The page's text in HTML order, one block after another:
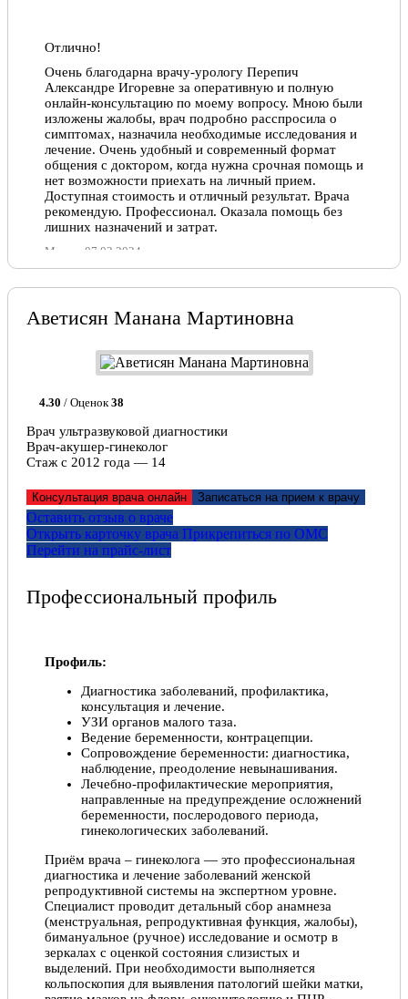
Отлично!
Очень благодарна врачу-урологу Перепич
Александре Игоревне за оперативную и полную
онлайн-консультацию по моему вопросу. Мною были
изложены жалобы, врач подробно расспросила о
симптомах, назначила необходимые исследования и
лечение. Очень удобный и современный формат
общения с доктором, когда нужна срочная помощь и
нет возможности приехать на личный прием.
Доступная стоимость и отличный результат. Врача
рекомендую. Профессионал. Оказала помощь без
лишних назначений и затрат.
Мария, 07.02.2024
Прекрасный специалист, грамотный доктор, ничего
лечение. Рекомендую, мне помогла решить
застрарелую проблему с циститом.
Аветисян Манана Мартиновна
4.30 / Оценок38
Врач ультразвуковой диагностики
Врач-акушер-гинеколог
Стаж с 2012 года — 14
Консультация врача онлайн Записаться на прием к врачу
Оставить отзыв о враче
Открыть карточку врача Прикрепитьcя по ОМС
Перейти на прайс-лист
Профессиональный профиль
Профиль:
Диагностика заболеваний, профилактика,
консультация и лечение.
УЗИ органов малого таза.
Ведение беременности, контрацепции.
Сопровождение беременности: диагностика,
наблюдение, преодоление невынашивания.
Лечебно-профилактические мероприятия,
направленные на предупреждение осложнений
беременности, послеродового периода,
гинекологических заболеваний.
Приём врача – гинеколога — это профессиональная
диагностика и лечение заболеваний женской
репродуктивной системы на экспертном уровне.
Специалист проводит детальный сбор анамнеза
(менструальная, репродуктивная функция, жалобы),
бимануальное (ручное) исследование и осмотр в
зеркалах с оценкой состояния слизистых и
выделений. При необходимости выполняется
кольпоскопия для выявления патологий шейки матки,